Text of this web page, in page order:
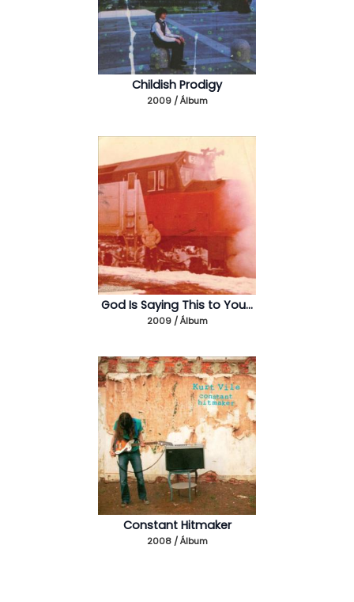
Childish Prodigy
2009 / Álbum
God Is Saying This to You...
2009 / Álbum
Constant Hitmaker
2008 / Álbum